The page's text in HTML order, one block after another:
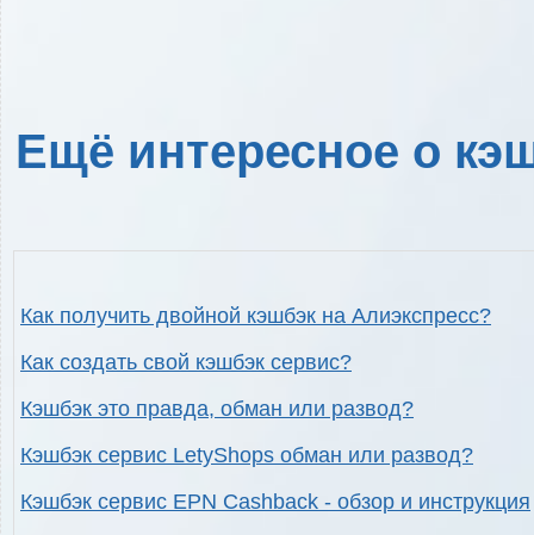
Ещё интересное о
Как получить двойной кэшбэк на Алиэкспресс?
Как создать свой кэшбэк сервис?
Кэшбэк это правда, обман или развод?
Кэшбэк сервис LetyShops обман или развод?
Кэшбэк сервис EPN Cashback - обзор и инструкция